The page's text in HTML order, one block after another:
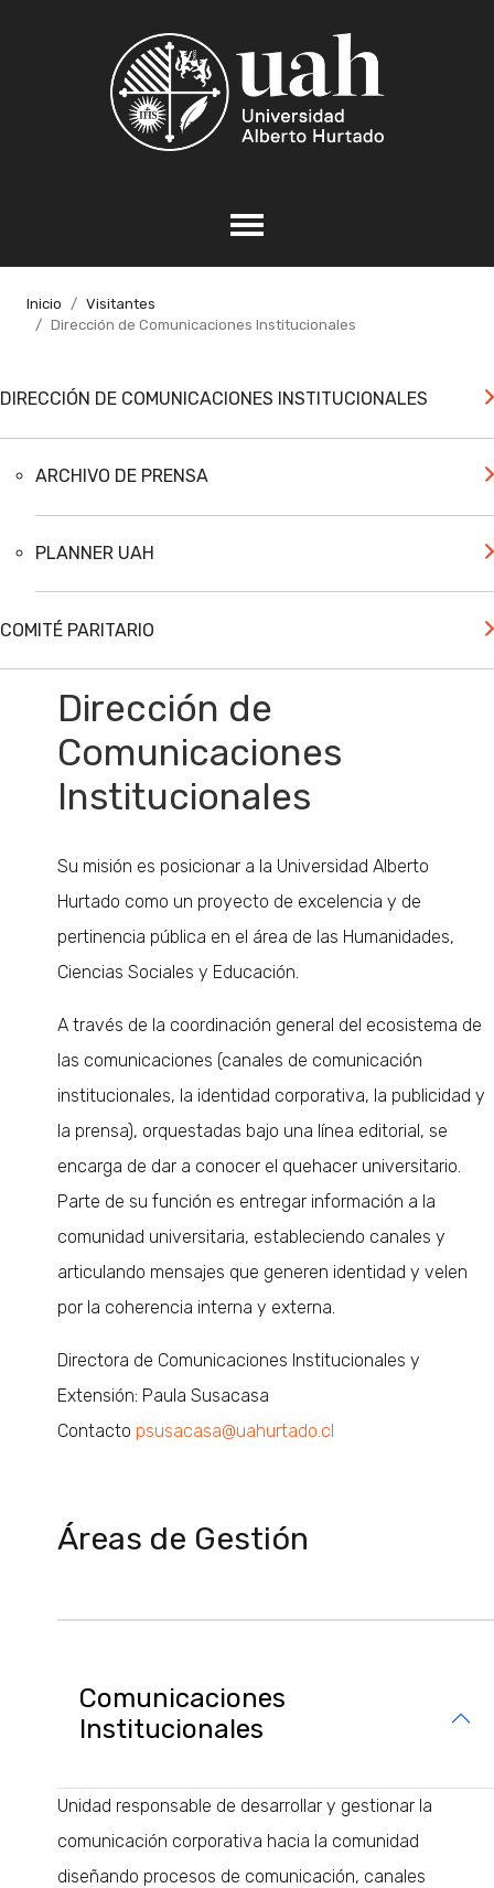
Inicio
Visitantes
Dirección de Comunicaciones Institucionales
DIRECCIÓN DE COMUNICACIONES INSTITUCIONALES
ARCHIVO DE PRENSA
PLANNER UAH
COMITÉ PARITARIO
Dirección de
Comunicaciones
Institucionales
Su misión es posicionar a la Universidad Alberto
Hurtado como un proyecto de excelencia y de
pertinencia pública en el área de las Humanidades,
Ciencias Sociales y Educación.
A través de la coordinación general del ecosistema de
las comunicaciones (canales de comunicación
institucionales, la identidad corporativa, la publicidad y
la prensa), orquestadas bajo una línea editorial, se
encarga de dar a conocer el quehacer universitario.
Parte de su función es entregar información a la
comunidad universitaria, estableciendo canales y
articulando mensajes que generen identidad y velen
por la coherencia interna y externa.
Directora de Comunicaciones Institucionales y
Extensión: Paula Susacasa
Contacto psusacasa@uahurtado.cl
Áreas de Gestión
Comunicaciones
Institucionales
Unidad responsable de desarrollar y gestionar la
comunicación corporativa hacia la comunidad
diseñando procesos de comunicación, canales